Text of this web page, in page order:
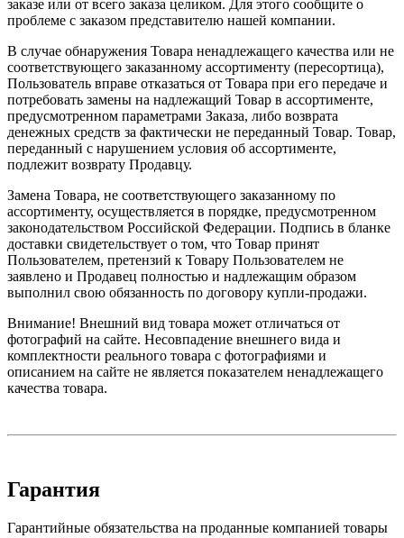
заказе или от всего заказа целиком. Для этого сообщите о
проблеме с заказом представителю нашей компании.
В случае обнаружения Товара ненадлежащего качества или не
соответствующего заказанному ассортименту (пересортица),
Пользователь вправе отказаться от Товара при его передаче и
потребовать замены на надлежащий Товар в ассортименте,
предусмотренном параметрами Заказа, либо возврата
денежных средств за фактически не переданный Товар. Товар,
переданный с нарушением условия об ассортименте,
подлежит возврату Продавцу.
Замена Товара, не соответствующего заказанному по
ассортименту, осуществляется в порядке, предусмотренном
законодательством Российской Федерации. Подпись в бланке
доставки свидетельствует о том, что Товар принят
Пользователем, претензий к Товару Пользователем не
заявлено и Продавец полностью и надлежащим образом
выполнил свою обязанность по договору купли-продажи.
Внимание! Внешний вид товара может отличаться от
фотографий на сайте. Несовпадение внешнего вида и
комплектности реального товара с фотографиями и
описанием на сайте не является показателем ненадлежащего
качества товара.
Гарантия
Гарантийные обязательства на проданные компанией товары